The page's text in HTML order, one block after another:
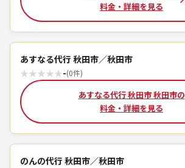
料金・詳細を見る
あすなる代行 秋田市／秋田市
★★★★★-(0件)
あすなる代行 秋田市 秋田市の
料金・詳細を見る
のんの代行 秋田市／秋田市